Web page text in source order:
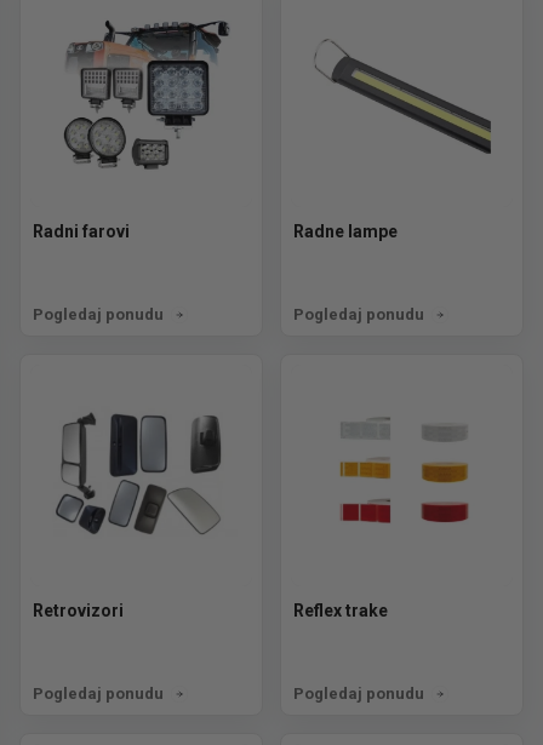
Radni farovi
Pogledaj ponudu
Radne lampe
Pogledaj ponudu
Retrovizori
Pogledaj ponudu
Reflex trake
Pogledaj ponudu